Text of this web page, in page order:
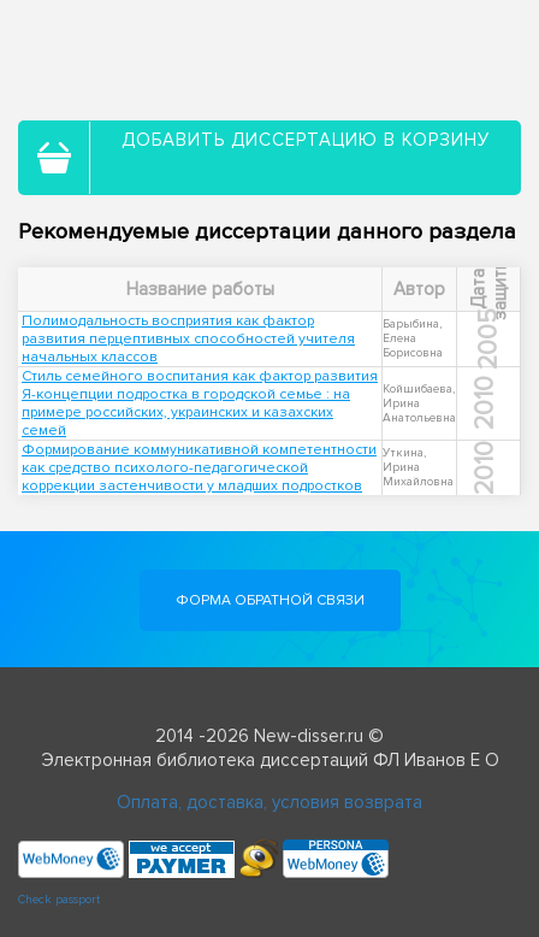
ДОБАВИТЬ ДИССЕРТАЦИЮ В КОРЗИНУ
Рекомендуемые диссертации данного раздела
Название работы Автор Д
а
т
а
з
а
щ
и
т ы
Полимодальность восприятия как фактор
развития перцептивных способностей учителя
начальных классов
Барыбина,
Елена
Борисовна
2005
Стиль семейного воспитания как фактор развития
Я-концепции подростка в городской семье : на
примере российских, украинских и казахских
семей
Койшибаева,
Ирина
Анатольевна
2010
Формирование коммуникативной компетентности
как средство психолого-педагогической
коррекции застенчивости у младших подростков
Уткина,
Ирина
Михайловна
2010
ФОРМА ОБРАТНОЙ СВЯЗИ
2014 -2026 New-disser.ru ©
Электронная библиотека диссертаций ФЛ Иванов Е О
Оплата, доставка, условия возврата
Check passport